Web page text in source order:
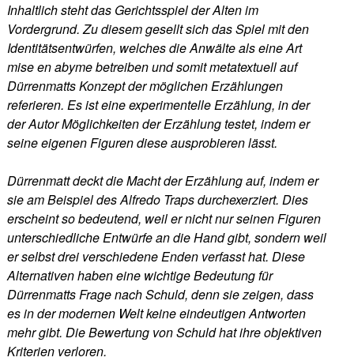
Inhaltlich steht das Gerichtsspiel der Alten im
Vordergrund. Zu diesem gesellt sich das Spiel mit den
Identitätsentwürfen, welches die Anwälte als eine Art
mise en abyme betreiben und somit metatextuell auf
Dürrenmatts Konzept der möglichen Erzählungen
referieren. Es ist eine experimentelle Erzählung, in der
der Autor Möglichkeiten der Erzählung testet, indem er
seine eigenen Figuren diese ausprobieren lässt.
Dürrenmatt deckt die Macht der Erzählung auf, indem er
sie am Beispiel des Alfredo Traps durchexerziert. Dies
erscheint so bedeutend, weil er nicht nur seinen Figuren
unterschiedliche Entwürfe an die Hand gibt, sondern weil
er selbst drei verschiedene Enden verfasst hat. Diese
Alternativen haben eine wichtige Bedeutung für
Dürrenmatts Frage nach Schuld, denn sie zeigen, dass
es in der modernen Welt keine eindeutigen Antworten
mehr gibt. Die Bewertung von Schuld hat ihre objektiven
Kriterien verloren.